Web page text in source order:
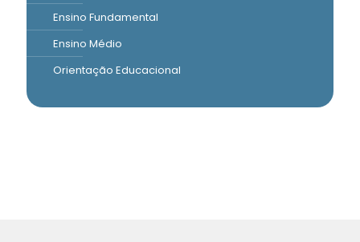
Ensino Fundamental
Ensino Médio
Orientação Educacional